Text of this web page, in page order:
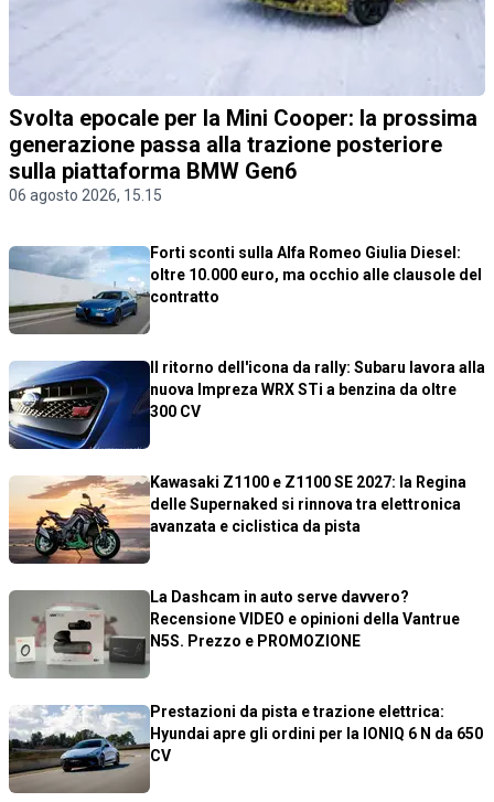
Svolta epocale per la Mini Cooper: la prossima
generazione passa alla trazione posteriore
sulla piattaforma BMW Gen6
06 agosto 2026, 15.15
Forti sconti sulla Alfa Romeo Giulia Diesel:
oltre 10.000 euro, ma occhio alle clausole del
contratto
Il ritorno dell'icona da rally: Subaru lavora alla
nuova Impreza WRX STi a benzina da oltre
300 CV
Kawasaki Z1100 e Z1100 SE 2027: la Regina
delle Supernaked si rinnova tra elettronica
avanzata e ciclistica da pista
La Dashcam in auto serve davvero?
Recensione VIDEO e opinioni della Vantrue
N5S. Prezzo e PROMOZIONE
Prestazioni da pista e trazione elettrica:
Hyundai apre gli ordini per la IONIQ 6 N da 650
CV